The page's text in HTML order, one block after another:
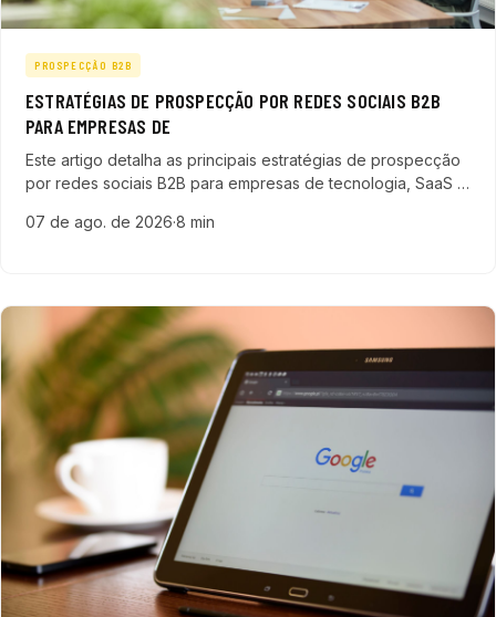
PROSPECÇÃO B2B
ESTRATÉGIAS DE PROSPECÇÃO POR REDES SOCIAIS B2B
PARA EMPRESAS DE
Este artigo detalha as principais estratégias de prospecção
por redes sociais B2B para empresas de tecnologia, SaaS e
artificial para gerar leads qualificados.
07 de ago. de 2026·8 min